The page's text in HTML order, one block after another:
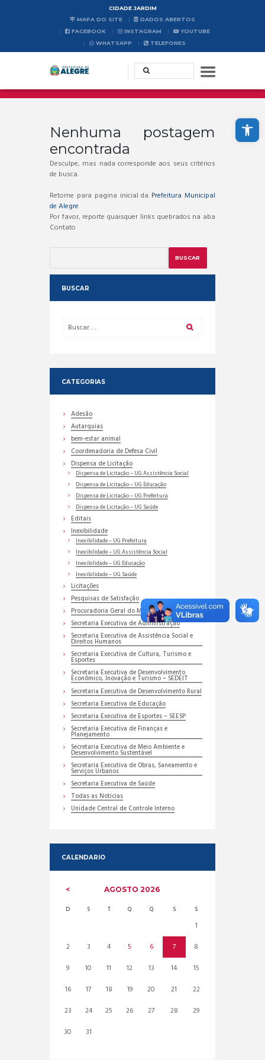
Abrir a barra de ferramentas
CIDADE JARDIM
MAPA DO SITE
DADOS ABERTOS
FACEBOOK
INSTAGRAM
YOUTUBE
WHATSAPP
TELEFONES
Nenhuma postagem
encontrada
Desculpe, mas nada corresponde aos seus critérios
de busca.
Retorne para pagina inicial da Prefeitura Municipal
de Alegre
Por favor, reporte quaisquer links quebrados na aba
Contato
BUSCAR
CATEGORIAS
Adesão
Autarquias
bem-estar animal
Coordenadoria de Defesa Civil
Dispensa de Licitação
Dispensa de Licitação – UG Assistência Social
Dispensa de Licitação – UG Educação
Dispensa de Licitação – UG Prefeitura
Dispensa de Licitação – UG Saúde
Editais
Inexibilidade
Inexibilidade – UG Prefeitura
Inexibilidade – UG Assistência Social
Inexibilidade – UG Educação
Inexibilidade – UG Saúde
Licitações
Pesquisas de Satisfação
Procuradoria Geral do Município
Secretaria Executiva de Administração
Secretaria Executiva de Assistência Social e
Direitos Humanos
Secretaria Executiva de Cultura, Turismo e
Esportes
Secretaria Executiva de Desenvolvimento
Econômico, Inovação e Turismo – SEDEIT
Secretaria Executiva de Desenvolvimento Rural
Secretaria Executiva de Educação
Secretaria Executiva de Esportes – SEESP
Secretaria Executiva de Finanças e
Planejamento
Secretaria Executiva de Meio Ambiente e
Desenvolvimento Sustentável
Secretaria Executiva de Obras, Saneamento e
Serviços Urbanos
Secretaria Executiva de Saúde
Todas as Noticias
Unidade Central de Controle Interno
CALENDARIO
AGOSTO2026
D S T Q Q S S
1
2
3 4 5 6 7
8
9
10 11 12 13 14
15
16
17 18 19 20 21
22
23
24 25 26 27 28
29
30
31